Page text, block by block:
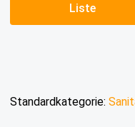
Liste
Standardkategorie: